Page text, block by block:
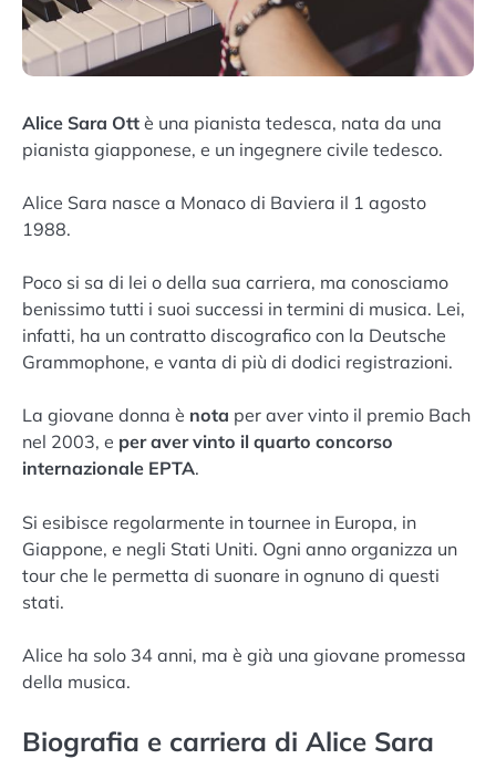
Alice Sara Ott è una pianista tedesca, nata da una
pianista giapponese, e un ingegnere civile tedesco.
Alice Sara nasce a Monaco di Baviera il 1 agosto
1988.
Poco si sa di lei o della sua carriera, ma conosciamo
benissimo tutti i suoi successi in termini di musica. Lei,
infatti, ha un contratto discografico con la Deutsche
Grammophone, e vanta di più di dodici registrazioni.
La giovane donna è nota per aver vinto il premio Bach
nel 2003, e per aver vinto il quarto concorso
internazionale EPTA.
Si esibisce regolarmente in tournee in Europa, in
Giappone, e negli Stati Uniti. Ogni anno organizza un
tour che le permetta di suonare in ognuno di questi
stati.
Alice ha solo 34 anni, ma è già una giovane promessa
della musica.
Biografia e carriera di Alice Sara